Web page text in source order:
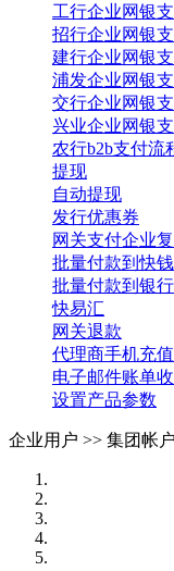
工行企业网银
招行企业网银
建行企业网银
浦发企业网银
交行企业网银
兴业企业网银
农行b2b支付流
提现
自动提现
发行优惠券
网关支付企业
批量付款到快
批量付款到银
快易汇
网关退款
代理商手机充值
电子邮件账单
设置产品参数
企业用户 >> 集团帐